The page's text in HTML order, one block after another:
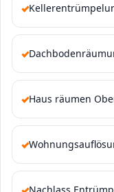
Haus räumen